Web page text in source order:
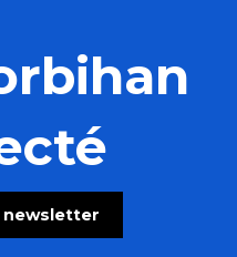
newsletter